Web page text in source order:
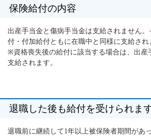
保険給付の内容
出産手当金と傷病手当金は支給されません
付・付加給付ともに在職中と同様に支給され
※資格喪失後の給付に該当する場合は、出産
支給されます。
退職した後も給付を受けられま
退職前に継続して1年以上被保険者期間があ